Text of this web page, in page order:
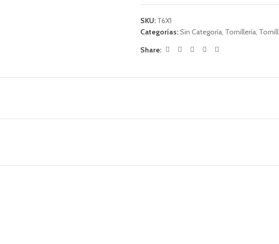
SKU: T6X1
Categorías:Sin Categoría, Tornillería,
Share: